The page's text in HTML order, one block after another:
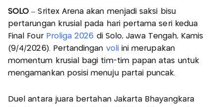
SOLO– Sritex Arena akan menjadi saksi bisu
pertarungan krusial pada hari pertama seri kedua
Final Four Proliga 2026 di Solo, Jawa Tengah, Kamis
(9/4/2026). Pertandingan voli ini merupakan
momentum krusial bagi tim-tim papan atas untuk
mengamankan posisi menuju partai puncak.
Duel antara juara bertahan Jakarta Bhayangkara